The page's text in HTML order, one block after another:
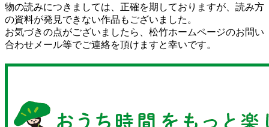
物の読みにつきましては、正確を期しておりますが、読み方
の資料が発見できない作品もございました。
お気づきの点がございましたら、松竹ホームページのお問い
合わせメール等でご連絡を頂けますと幸いです。